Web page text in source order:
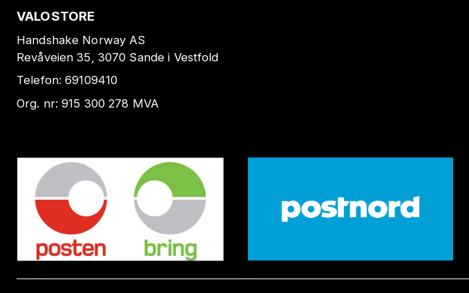
VALOSTORE
Handshake Norway AS
Revåveien 35, 3070 Sande i Vestfold
Telefon:69109410
Org. nr:915 300 278 MVA